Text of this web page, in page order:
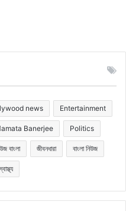
news Entertainment
Banerjee Politics
বাংলা জীবনধারা বাংলা নিউজ